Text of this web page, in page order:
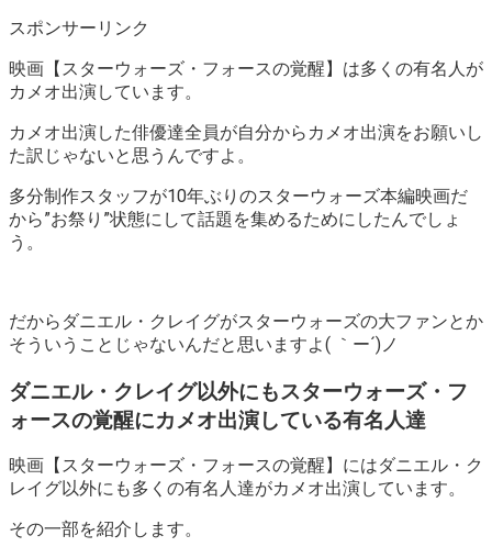
スポンサーリンク
映画【スターウォーズ・フォースの覚醒】は多くの有名人が
カメオ出演しています。
カメオ出演した俳優達全員が自分からカメオ出演をお願いし
た訳じゃないと思うんですよ。
多分制作スタッフが10年ぶりのスターウォーズ本編映画だ
から”お祭り”状態にして話題を集めるためにしたんでしょ
う。
だからダニエル・クレイグがスターウォーズの大ファンとか
そういうことじゃないんだと思いますよ( ｀ー´)ノ
ダニエル・クレイグ以外にもスターウォーズ・フ
ォースの覚醒にカメオ出演している有名人達
映画【スターウォーズ・フォースの覚醒】にはダニエル・ク
レイグ以外にも多くの有名人達がカメオ出演しています。
その一部を紹介します。